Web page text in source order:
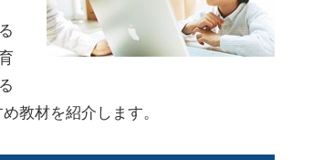
教材を紹介します。